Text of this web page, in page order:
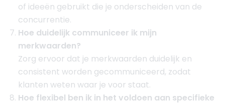
of ideeën gebruikt die je onderscheiden van de
concurrentie.
Hoe duidelijk communiceer ik mijn
merkwaarden?
Zorg ervoor dat je merkwaarden duidelijk en
consistent worden gecommuniceerd, zodat
klanten weten waar je voor staat.
Hoe flexibel ben ik in het voldoen aan specifieke